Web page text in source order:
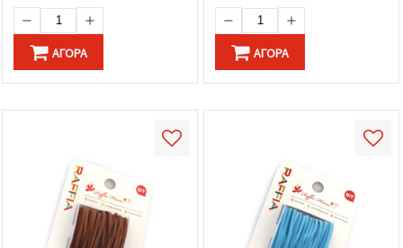
Αποδέχομαι
όλα!
Ρυθμίσεις
ΑΓΟΡΆ ΑΓΟΡΆ